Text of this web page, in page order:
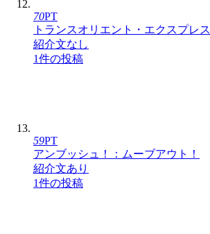
70PT
トランスオリエント・エクスプレス
紹介文なし
1件の投稿
59PT
アンブッシュ！：ムーブアウト！
紹介文あり
1件の投稿